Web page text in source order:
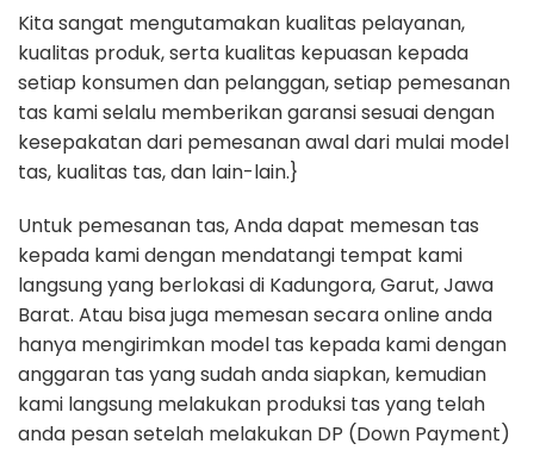
Kita sangat mengutamakan kualitas pelayanan,
kualitas produk, serta kualitas kepuasan kepada
setiap konsumen dan pelanggan, setiap pemesanan
tas kami selalu memberikan garansi sesuai dengan
kesepakatan dari pemesanan awal dari mulai model
tas, kualitas tas, dan lain-lain.}
Untuk pemesanan tas, Anda dapat memesan tas
kepada kami dengan mendatangi tempat kami
langsung yang berlokasi di Kadungora, Garut, Jawa
Barat. Atau bisa juga memesan secara online anda
hanya mengirimkan model tas kepada kami dengan
anggaran tas yang sudah anda siapkan, kemudian
kami langsung melakukan produksi tas yang telah
anda pesan setelah melakukan DP (Down Payment)